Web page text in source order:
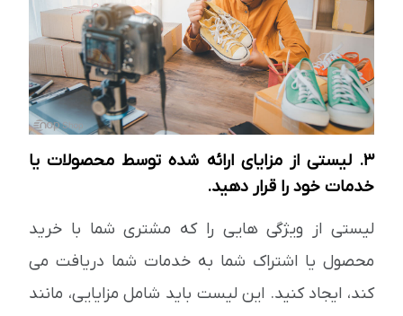
3. لیستی از مزایای ارائه شده توسط محصولات یا
خدمات خود را قرار دهید.
لیستی از ویژگی هایی را که مشتری شما با خرید
محصول یا اشتراک شما به خدمات شما دریافت می
کند، ایجاد کنید. این لیست باید شامل مزایایی، مانند